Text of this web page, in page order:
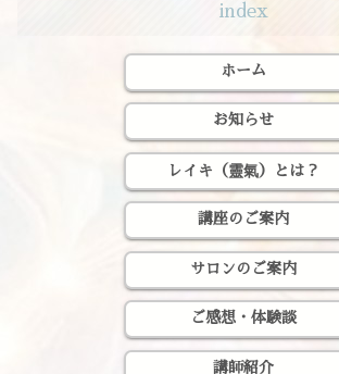
index
ホーム
お知らせ
レイキ（靈氣）とは？
講座のご案内
サロンのご案内
ご感想・体験談
講師紹介